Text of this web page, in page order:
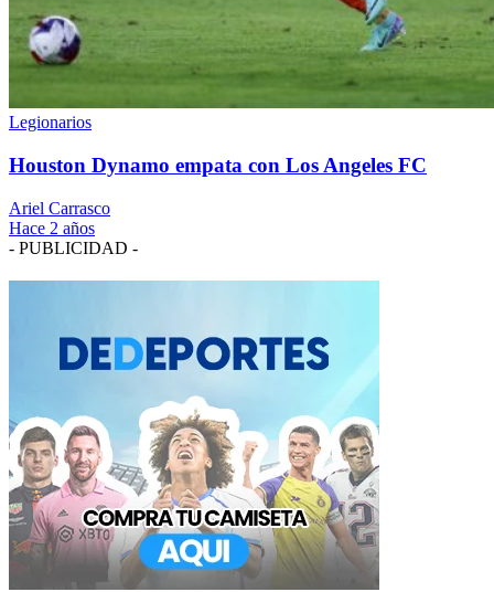
Legionarios
Houston Dynamo empata con Los Angeles FC
Ariel Carrasco
Hace 2 años
- PUBLICIDAD -